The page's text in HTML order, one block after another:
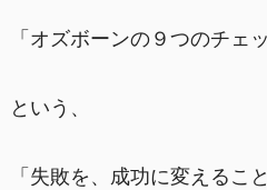
「オズボーンの９つのチェ
という、
「失敗を、成功に変えるこ